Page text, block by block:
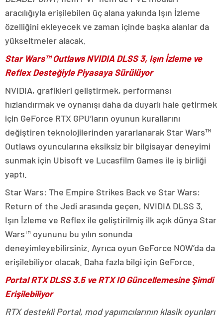
aracılığıyla erişilebilen üç alana yakında Işın İzleme
özelliğini ekleyecek ve zaman içinde başka alanlar da
yükseltmeler alacak.
Star Wars™ Outlaws NVIDIA DLSS 3, Işın İzleme ve
Reflex Desteğiyle Piyasaya Sürülüyor
NVIDIA, grafikleri geliştirmek, performansı
hızlandırmak ve oynanışı daha da duyarlı hale getirmek
için GeForce RTX GPU’ların oyunun kurallarını
değiştiren teknolojilerinden yararlanarak Star Wars™
Outlaws oyuncularına eksiksiz bir bilgisayar deneyimi
sunmak için Ubisoft ve Lucasfilm Games ile iş birliği
yaptı.
Star Wars: The Empire Strikes Back ve Star Wars:
Return of the Jedi arasında geçen, NVIDIA DLSS 3,
Işın İzleme ve Reflex ile geliştirilmiş ilk açık dünya Star
Wars™ oyununu bu yılın sonunda
deneyimleyebilirsiniz. Ayrıca oyun GeForce NOW’da da
erişilebiliyor olacak. Daha fazla bilgi için GeForce.
Portal RTX DLSS 3.5 ve RTX IO Güncellemesine Şimdi
Erişilebiliyor
RTX destekli Portal, mod yapımcılarının klasik oyunları